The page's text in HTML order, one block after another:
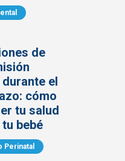
de
el
cómo
tu salud
bebé
Perinatal